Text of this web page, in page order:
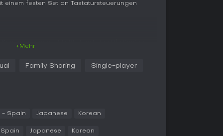
einem festen Set an Tastatursteuerungen
F und R zugewiesen. Remappen ist nicht möglich,
darin, die Skills lückenlos zu verknüpfen
protokolliert deine Gesamtspielzeit und
+Mehr
Family Sharing Single-player
- Spain Japanese Korean
Japanese Korean